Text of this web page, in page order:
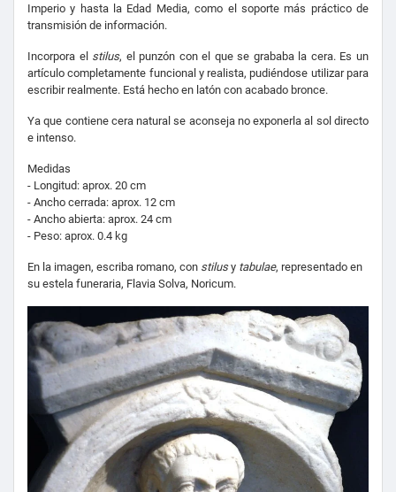
Imperio y hasta la Edad Media, como el soporte más práctico de
transmisión de información.
Incorpora el stilus, el punzón con el que se grababa la cera. Es un
artículo completamente funcional y realista, pudiéndose utilizar para
escribir realmente. Está hecho en latón con acabado bronce.
Ya que contiene cera natural se aconseja no exponerla al sol directo
e intenso.
Medidas
- Longitud: aprox. 20 cm
- Ancho cerrada: aprox. 12 cm
- Ancho abierta: aprox. 24 cm
- Peso: aprox. 0.4 kg
En la imagen, escriba romano, con stilusy tabulae, representado en
su estela funeraria, Flavia Solva, Noricum.